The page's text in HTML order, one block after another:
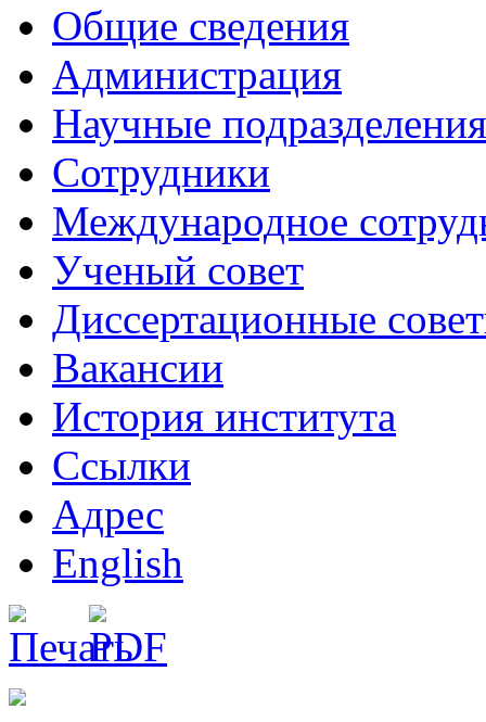
Общие сведения
Администрация
Научные подразделения
Сотрудники
Международное
Ученый совет
Диссертационные
Вакансии
История института
Ссылки
Адрес
English